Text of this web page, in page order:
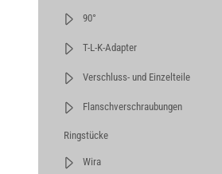
90°
T-L-K-Adapter
Verschluss- und Einzelteile
Flanschverschraubungen
Ringstücke
Wira